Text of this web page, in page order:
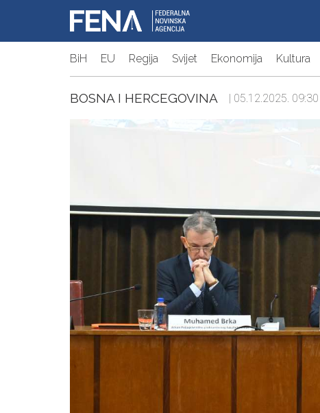
BiH EU Regija Svijet Ekonomija Kultura
BOSNA I HERCEGOVINA | 05.12.2025. 09:30